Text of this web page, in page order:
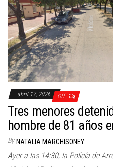
abril 17, 2026 Off
Tres menores
hombre de 81 años
By NATALIA MARCHISONEY
Ayer a las 14:30, la Policía de